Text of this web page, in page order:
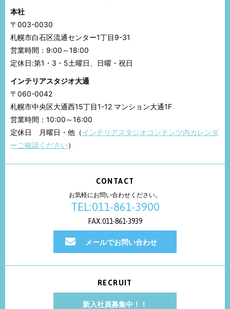
本社
〒003-0030
札幌市白石区流通センター1丁目9-31
営業時間：9:00～18:00
定休日:第1・3・5土曜日、日曜・祝日
インテリアスタジオ大通
〒060-0042
札幌市中央区大通西15丁目1-12 マンション大通1F
営業時間：10:00～16:00
定休日 月曜日・他（インテリアスタジオコンテンツ内カレンダ
ーご確認ください）
CONTACT
お気軽にお問い合わせください。
TEL:011-861-3900
FAX:011-861-3939
メールでお問い合わせ
RECRUIT
新入社員募集中！！